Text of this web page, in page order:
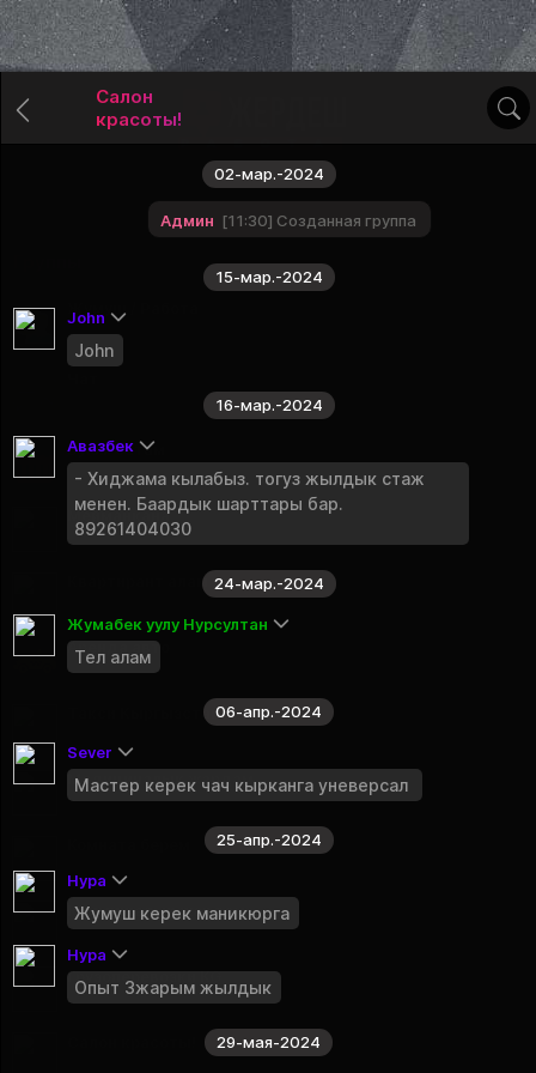
Жумуш / Работа
Закреплено
Буюм сатам
Публичная группа
Мейманкана
Публичная группа
Квартирант алам
Аренда авто
Публичная группа
Такси Кыргызстанга.
Медициналык жардам
Публичная группа
Публичная группа
Юридикалык жардам
Грузоперевозки KG
Публичная группа
Салон
красоты!
29-мая-2024
Нура
Опыт 3жарым жылдык
25-апр.-2024
Нура
Жумуш керек маникюрга
06-апр.-2024
Sever
Мастер керек чач кырканга уневерсал
24-мар.-2024
Жумабек уулу Нурсултан
Тел алам
16-мар.-2024
Авазбек
- Хиджама кылабыз. тогуз жылдык стаж
менен. Баардык шарттары бар.
89261404030
15-мар.-2024
John
John
02-мар.-2024
Админ 11:30 Созданная группа